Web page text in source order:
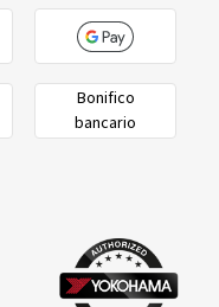
Bonifico
bancario